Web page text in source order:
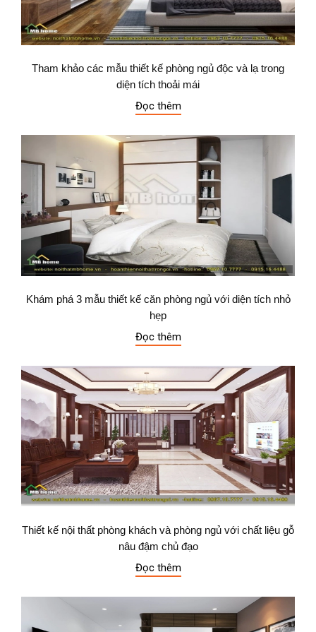
Tham khảo các mẫu thiết kế phòng ngủ độc và lạ trong
diện tích thoải mái
Đọc thêm
Khám phá 3 mẫu thiết kế căn phòng ngủ với diện tích nhỏ
hẹp
Đọc thêm
Thiết kế nội thất phòng khách và phòng ngủ với chất liệu gỗ
nâu đậm chủ đạo
Đọc thêm